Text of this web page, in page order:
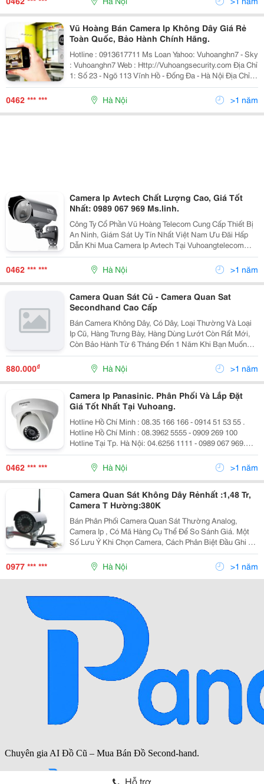
Vũ Hoàng Bán Camera Ip Không Dây Giá Rẻ
Toàn Quốc, Bảo Hành Chính Hãng.
Hotline : 0913617711 Ms Loan Yahoo: Vuhoanghn7 - Sky
: Vuhoanghn7 Web : Http://Vuhoangsecurity.com Địa Chỉ
1: Số 23 - Ngõ 113 Vĩnh Hồ - Đống Đa - Hà Nội Địa Chỉ 2:
Số 39A - Nguyễn Văn Cừ - Long Biên - Hà Nội
0462 *** *** Hà Nội >1 năm
Camera Ip Avtech Chất Lượng Cao, Giá Tốt
Nhất: 0989 067 969 Ms.linh.
Công Ty Cổ Phần Vũ Hoàng Telecom Cung Cấp Thiết Bị
An Ninh, Giám Sát Uy Tín Nhất Việt Nam Ưu Đãi Hấp
Dẫn Khi Mua Camera Ip Avtech Tại Vuhoangtelecom
Cell: 0989 067 969 Ms.linh Chi Tiết Liên Lạc : Tổng Đài
Tư Vấn : 1900 9259 - Giờ Hà
0462 *** *** Hà Nội >1 năm
Camera Quan Sát Cũ - Camera Quan Sat
Secondhand Cao Cấp
Bán Camera Không Dây, Có Dây, Loại Thường Và Loại
Ip Cũ, Hàng Trưng Bày, Hàng Dùng Lướt Còn Rất Mới,
Còn Bảo Hành Từ 6 Tháng Đến 1 Năm Khi Bạn Muốn
Hàng Camera Cao Cấp (Nét Hơn, Nhìn Xa Hơn, Nhiều
Chức Năng Hơn) Mà Lại Muốn Giá Rẻ Hãy Đến Với C
880.000₫ Hà Nội >1 năm
Camera Ip Panasinic. Phân Phối Và Lắp Đặt
Giá Tốt Nhất Tại Vuhoang.
Hotline Hồ Chí Minh : 08.35 166 166 - 0914 51 53 55 .
Hotline Hồ Chí Minh : 08.3962 5555 - 0909 269 100
Hotline Tại Tp. Hà Nội: 04.6256 1111 - 0989 067 969.
Hotline Tại Tp. Hà Nội: 04.3273 6666 - 0918 71 88 11.
Camera Ip Dome Panas
0462 *** *** Hà Nội >1 năm
Camera Quan Sát Không Dây Rẻnhất :1,48 Tr,
Camera T Hường:380K
Bán Phân Phối Camera Quan Sát Thường Analog,
Camera Ip , Có Mã Hàng Cụ Thể Để So Sánh Giá. Một
Số Lưu Ý Khi Chọn Camera, Cách Phân Biệt Đầu Ghi Và
Card Chuyển Đổi Tín Hiệu Camera. Nếu Bạn Chưa Biết
Nhiều Về Lĩnh Vực Này Chúng Tôi Sẽ Đưa Ra Giải Pháp
0977 *** *** Hà Nội >1 năm
Hỗ trợ